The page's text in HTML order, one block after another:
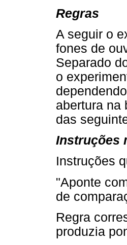
Regras
A seguir o
fones de
Separado
o
abertura na
das
Instruções
Instruções
"Aponte
de
Regra
produzia